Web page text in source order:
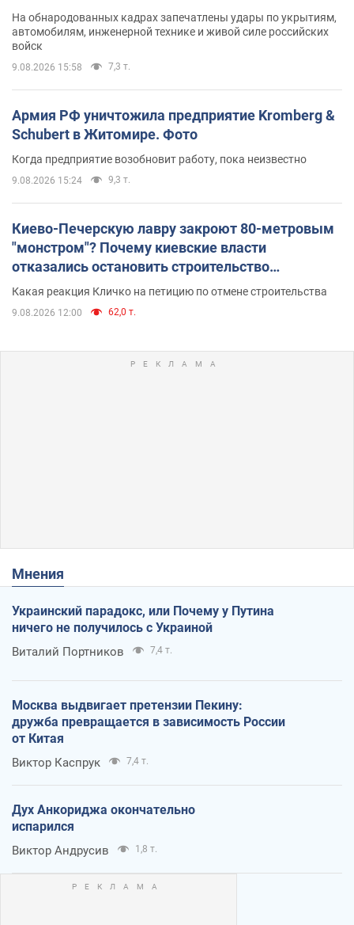
На обнародованных кадрах запечатлены удары по укрытиям,
автомобилям, инженерной технике и живой силе российских
войск
9.08.2026 15:58 7,3 т.
Армия РФ уничтожила предприятие Kromberg &
Schubert в Житомире. Фото
Когда предприятие возобновит работу, пока неизвестно
9.08.2026 15:24 9,3 т.
Киево-Печерскую лавру закроют 80-метровым
"монстром"? Почему киевские власти
отказались остановить строительство
небоскреба "московского верующего"
Какая реакция Кличко на петицию по отмене строительства
9.08.2026 12:00 62,0 т.
Мнения
Украинский парадокс, или Почему у Путина
ничего не получилось с Украиной
Виталий Портников 7,4 т.
Москва выдвигает претензии Пекину:
дружба превращается в зависимость России
от Китая
Виктор Каспрук 7,4 т.
Дух Анкориджа окончательно
испарился
Виктор Андрусив 1,8 т.